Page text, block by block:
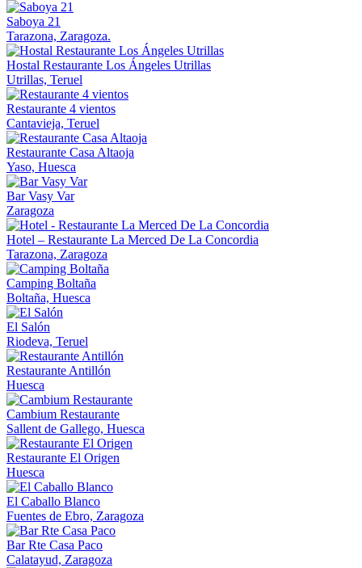
Saboya 21
Tarazona, Zaragoza.
Hostal Restaurante Los Ángeles Utrillas
Utrillas, Teruel
Restaurante 4 vientos
Cantavieja, Teruel
Restaurante Casa Altaoja
Yaso, Huesca
Bar Vasy Var
Zaragoza
Hotel – Restaurante La Merced De La Concordia
Tarazona, Zaragoza
Camping Boltaña
Boltaña, Huesca
El Salón
Riodeva, Teruel
Restaurante Antillón
Huesca
Cambium Restaurante
Sallent de Gallego, Huesca
Restaurante El Origen
Huesca
El Caballo Blanco
Fuentes de Ebro, Zaragoza
Bar Rte Casa Paco
Calatayud, Zaragoza